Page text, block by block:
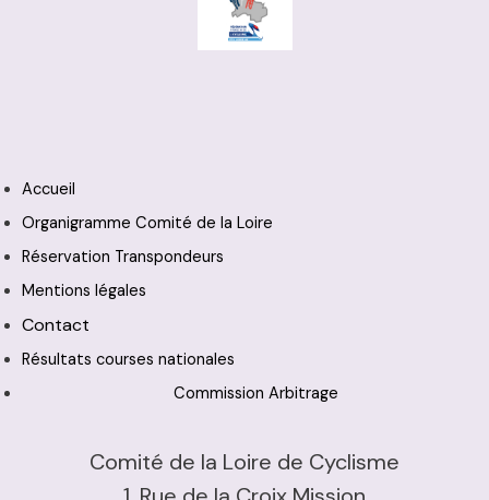
Accueil
Organigramme Comité de la Loire
Réservation Transpondeurs
Mentions légales
Contact
Résultats courses nationales
Commission Arbitrage
Comité de la Loire de Cyclisme